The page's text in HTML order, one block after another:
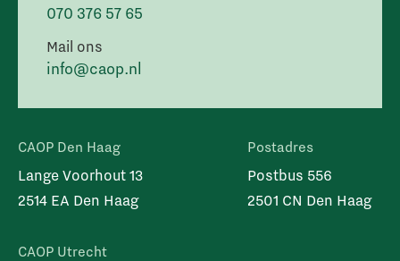
070 376 57 65
Mail ons
info@caop.nl
CAOP Den Haag
Lange Voorhout 13
2514 EA Den Haag
CAOP Utrecht
Postadres
Postbus 556
2501 CN Den Haag